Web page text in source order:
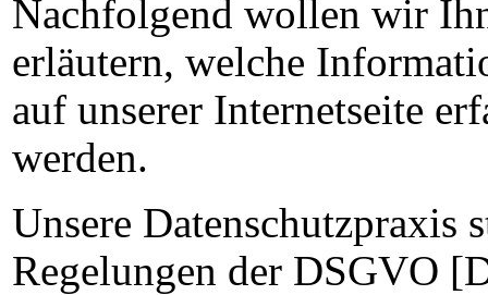
Nachfolgend wollen wir
erläutern, welche
auf unserer Internetseite
werden.
Unsere Datenschutzpraxis
Regelungen der DSGVO